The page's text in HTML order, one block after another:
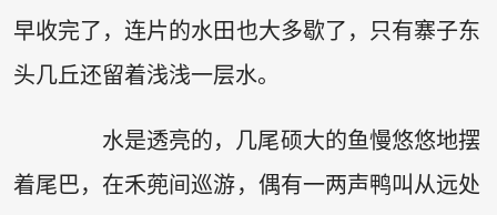
早收完了，连片的水田也大多歇了，只有寨子东
头几丘还留着浅浅一层水。
水是透亮的，几尾硕大的鱼慢悠悠地摆
着尾巴，在禾蔸间巡游，偶有一两声鸭叫从远处